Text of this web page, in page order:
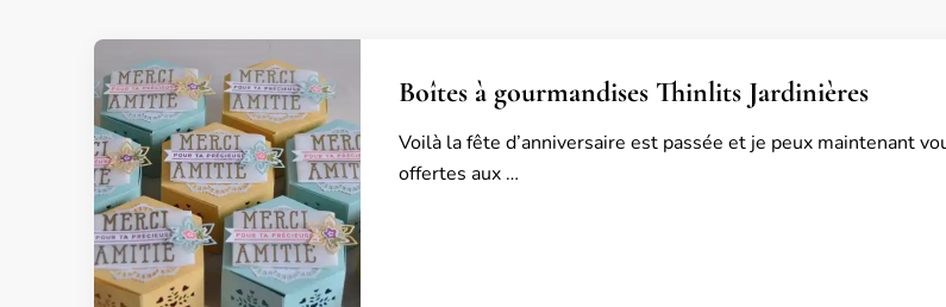
Boîtes à gourmandises Thinlits Jardinières
Voilà la fête d’anniversaire est passée et je peux maintenant
offertes aux …